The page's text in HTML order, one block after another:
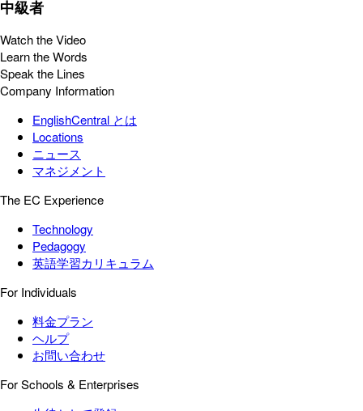
中級者
Watch the Video
Learn the Words
Speak the Lines
Company Information
EnglishCentral とは
Locations
ニュース
マネジメント
The EC Experience
Technology
Pedagogy
英語学習カリキュラム
For Individuals
料金プラン
ヘルプ
お問い合わせ
For Schools & Enterprises